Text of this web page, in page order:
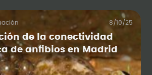
8/10/25
de la conectividad
de anfibios en Madrid